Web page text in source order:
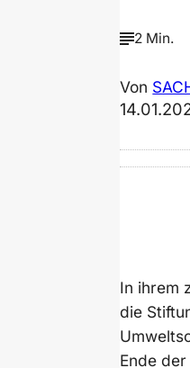
2 Min.
Von
In ihrem
die
Ende